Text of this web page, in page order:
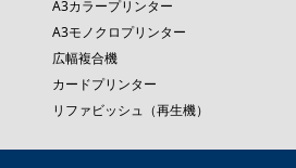
A3カラープリンター
A3モノクロプリンター
広幅複合機
カードプリンター
リファビッシュ（再生機）